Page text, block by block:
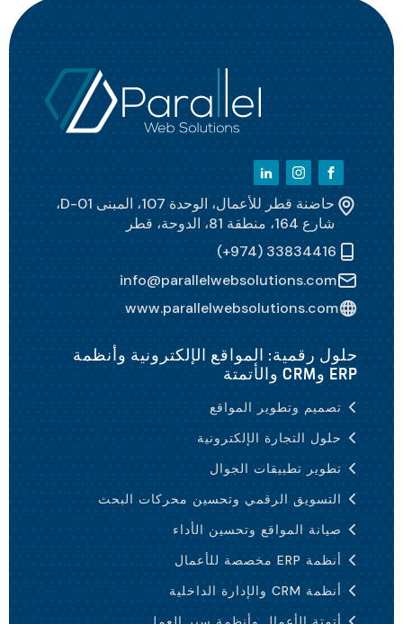
حاضنة قطر للأعمال، الوحدة 107، المبنى D-01،
شارع 164، منطقة 81، الدوحة، قطر
(+974) 33834416
info@parallelwebsolutions.com
www.parallelwebsolutions.com
حلول رقمية: المواقع الإلكترونية وأنظمة
ERP وCRM والأتمتة
تصميم وتطوير المواقع
حلول التجارة الإلكترونية
تطوير تطبيقات الجوال
التسويق الرقمي وتحسين محركات البحث
صيانة المواقع وتحسين الأداء
أنظمة ERP مخصصة للأعمال
أنظمة CRM والإدارة الداخلية